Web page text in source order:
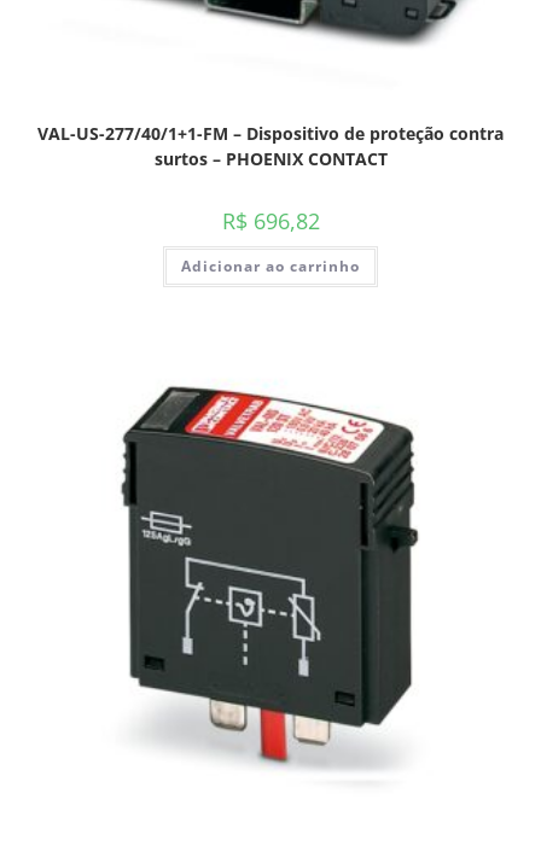
VAL-US-277/40/1+1-FM – Dispositivo de proteção contra
surtos – PHOENIX CONTACT
R$ 696,82
Adicionar ao carrinho